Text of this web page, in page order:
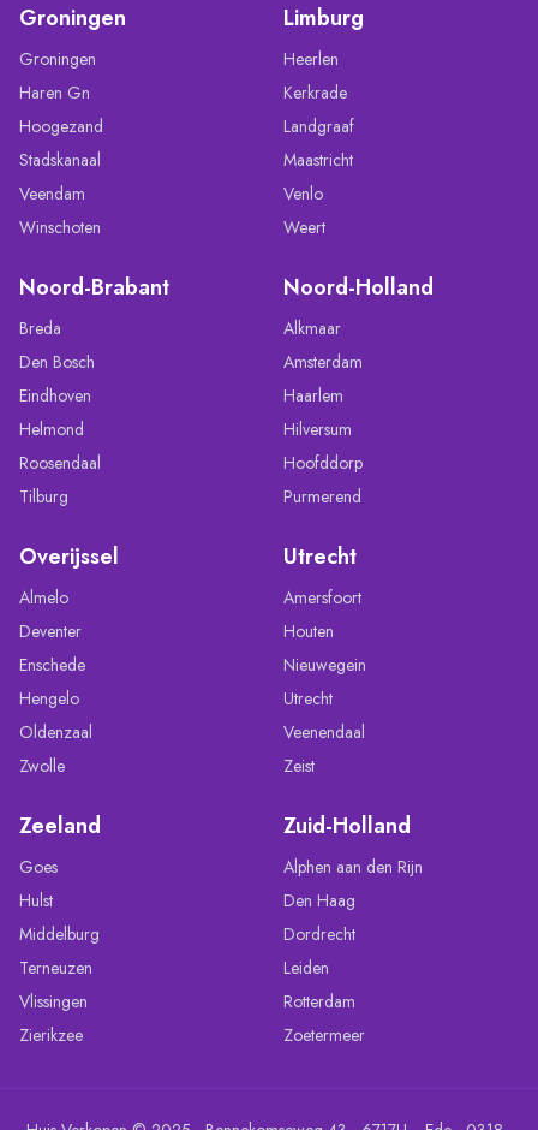
Groningen
Groningen
Haren Gn
Hoogezand
Stadskanaal
Veendam
Winschoten
Limburg
Heerlen
Kerkrade
Landgraaf
Maastricht
Venlo
Weert
Noord-Brabant
Breda
Den Bosch
Eindhoven
Helmond
Roosendaal
Tilburg
Noord-Holland
Alkmaar
Amsterdam
Haarlem
Hilversum
Hoofddorp
Purmerend
Overijssel
Almelo
Deventer
Enschede
Hengelo
Oldenzaal
Zwolle
Utrecht
Amersfoort
Houten
Nieuwegein
Utrecht
Veenendaal
Zeist
Zeeland
Goes
Hulst
Middelburg
Terneuzen
Vlissingen
Zierikzee
Zuid-Holland
Alphen aan den Rijn
Den Haag
Dordrecht
Leiden
Rotterdam
Zoetermeer